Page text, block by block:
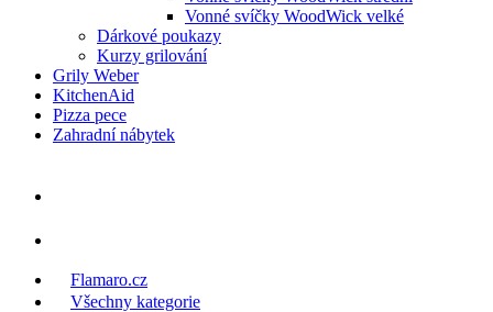
Vonné svíčky WoodWick velké
Dárkové poukazy
Kurzy grilování
Grily Weber
KitchenAid
Pizza pece
Zahradní nábytek
Flamaro.cz
Všechny kategorie